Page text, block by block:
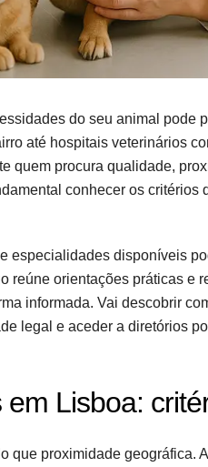
do seu animal pode
até hospitais veterinários
quem procura qualidade,
conhecer os critérios
especialidades disponíveis
reúne orientações práticas e
informada. Vai descobrir
legal e aceder a diretórios
Lisboa:
que proximidade geográfica.